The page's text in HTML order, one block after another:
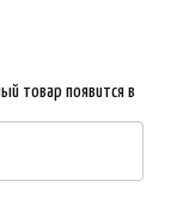
товар появится в